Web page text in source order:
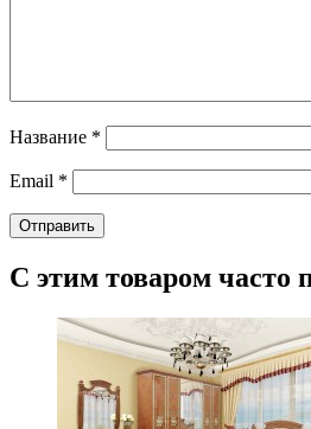
Название *
Email *
С этим товаром часто